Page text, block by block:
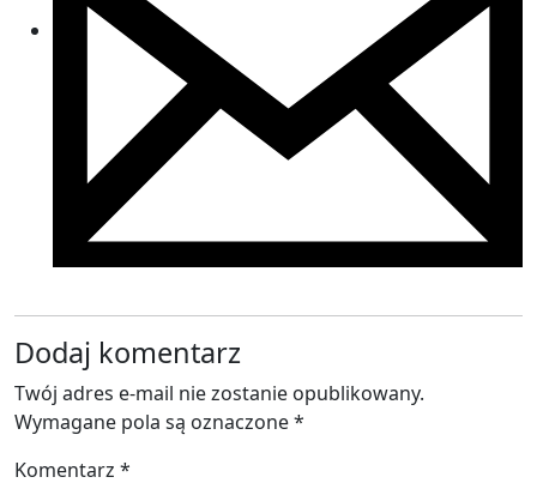
Dodaj komentarz
Twój adres e-mail nie zostanie opublikowany.
Wymagane pola są oznaczone*
Komentarz *